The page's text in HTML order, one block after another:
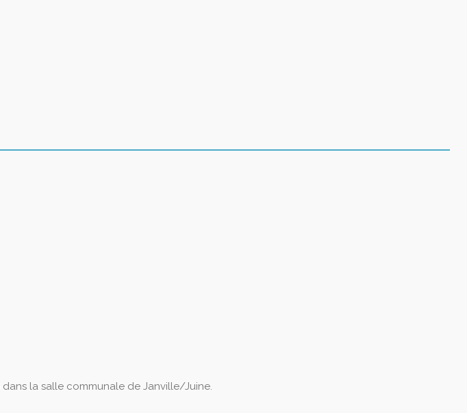
dans la salle communale de Janville/Juine.